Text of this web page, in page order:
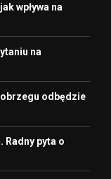
wpływa na
na
odbędzie
Radny pyta o